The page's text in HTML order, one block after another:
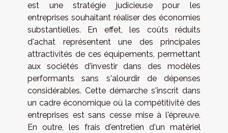
est une stratégie judicieuse pour les
entreprises souhaitant réaliser des économies
substantielles. En effet, les coûts réduits
d'achat représentent une des principales
attractivités de ces équipements, permettant
aux sociétés d'investir dans des modèles
performants sans s'alourdir de dépenses
considérables. Cette démarche s'inscrit dans
un cadre économique où la compétitivité des
entreprises est sans cesse mise à l'épreuve.
En outre, les frais d'entretien d'un matériel